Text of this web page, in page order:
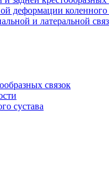
деформации коленного
и латеральной
связок
сустава